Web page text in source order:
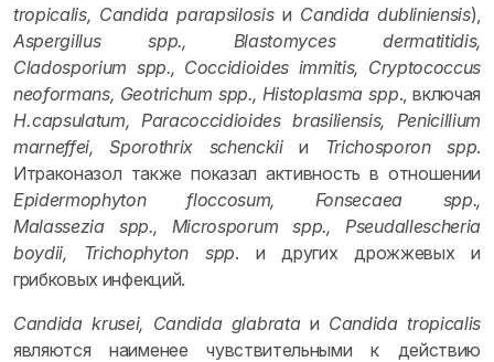
tropicalis, Candida parapsilosisи Candida dubliniensis),
Aspergillus spp., Blastomyces dermatitidis,
Cladosporium spp., Coccidioides immitis, Cryptococcus
neoformans, Geotrichum spp., Histoplasma spp., включая
H. capsulatum, Paracoccidioides brasiliensis, Penicillium
marneffei, Sporothrix schenckiiи Trichosporon spp.
Итраконазол также показал активность в отношении
Epidermophyton floccosum, Fonsecaea spp.,
Malassezia spp., Microsporum spp., Pseudallescheria
boydii, Trichophyton spp. и других дрожжевых и
грибковых инфекций.
Candida krusei, Candida glabrataи Candida tropicalis
являются наименее чувствительными к действию